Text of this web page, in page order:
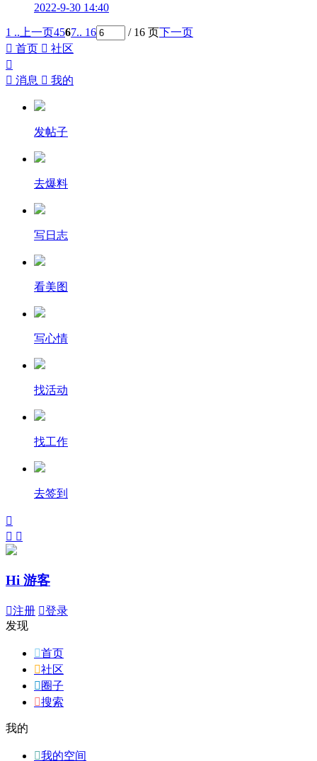
2022-9-30 14:40
1 .. 上一页4567.. 16 / 16 页下一页
 首页  社区

 消息  我的
发帖子
去爆料
写日志
看美图
写心情
找活动
找工作
去签到

 
Hi 游客
注册 登录
发现
首页
社区
 圈子
搜索
我的
我的空间